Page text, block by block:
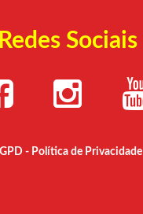
Redes Sociais
- Política de Privacidade